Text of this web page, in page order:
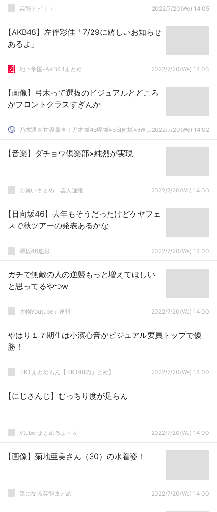
芸能トピ＋＋ 2022/7/20(We) 14:05
【AKB48】左伴彩佳「7/29に嬉しいお知らせ
あるよ」
地下帝国-AKB48まとめ 2022/7/20(We) 14:03
【画像】弓木って選抜のビジュアルとどころ
がフロントクラスすぎんか
乃木通☆世界最速！乃木坂46欅坂46日向坂46速報まとめ 2022/7/20(We) 14:02
【音楽】ダチョウ倶楽部×純烈が実現
お笑いまとめ 芸人速報 2022/7/20(We) 14:00
【日向坂46】去年もそうだったけどケヤフェ
スで秋ツアーの発表あるかな
欅坂46速報 2022/7/20(We) 14:00
ガチで無敵の人の逆襲もっと増えてほしい
と思ってるやつw
大物Youtubeｒ速報 2022/7/20(We) 14:00
やはり１７期生は小濱心音がビジュアル要員トップで優
勝！
HKTまとめもん【HKT48のまとめ】 2022/7/20(We) 14:00
【にじさんじ】むっちり度が足らん
Vtuberまとめるよ～ん 2022/7/20(We) 14:00
【画像】菊地亜美さん（30）の水着姿！
気になる芸能まとめ 2022/7/20(We) 14:00